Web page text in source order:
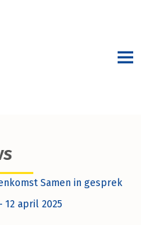
Samen in gesprek
april 2025